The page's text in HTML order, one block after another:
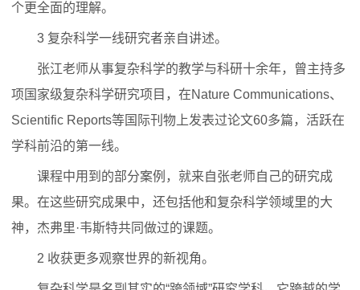
个更全面的理解。
3 复杂科学一线研究者亲自讲述。
张江老师从事复杂科学的教学与科研十余年，曾主持多
项国家级复杂科学研究项目，在Nature Communications、
Scientific Reports等国际刊物上发表过论文60多篇，活跃在
学科前沿的第一线。
课程中用到的部分案例，就来自张老师自己的研究成
果。在这些研究成果中，还包括他和复杂科学领域里的大
神，杰弗里·韦斯特共同做过的课题。
2 收获更多观察世界的新视角。